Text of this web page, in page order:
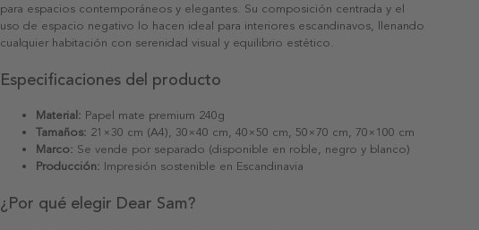
para espacios contemporáneos y elegantes. Su composición centrada y el
uso de espacio negativo lo hacen ideal para interiores escandinavos, llenando
cualquier habitación con serenidad visual y equilibrio estético.
Especificaciones del producto
Material: Papel mate premium 240g
Tamaños: 21×30 cm (A4), 30×40 cm, 40×50 cm, 50×70 cm, 70×100 cm
Marco: Se vende por separado (disponible en roble, negro y blanco)
Producción: Impresión sostenible en Escandinavia
¿Por qué elegir Dear Sam?